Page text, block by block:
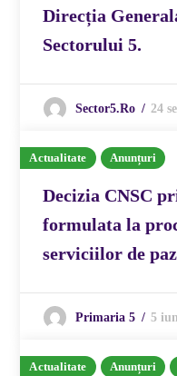
Direcția
Sectorului 5.
Sector5.ro 24
Actualitate Anunțuri
Decizia CNSC
formulata la
serviciilor de
Primaria 5 5
Actualitate Anunțuri